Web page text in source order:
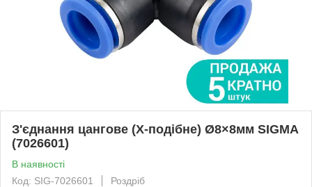
З'єднання цангове (Х-подібне) Ø8×8мм SIGMA
(7026601)
В наявності
Код: SIG-7026601
Роздріб